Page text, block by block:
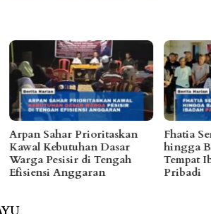
Arpan Sahar Prioritaskan
Kawal Kebutuhan Dasar
Warga Pesisir di Tengah
Efisiensi Anggaran
Fhatia
hingga
Tempat
Pribadi